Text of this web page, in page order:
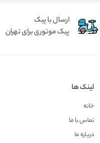
ارسال با پیک
پیک موتوری برای تهران
لینک ها
خانه
تماس با ما
درباره ما